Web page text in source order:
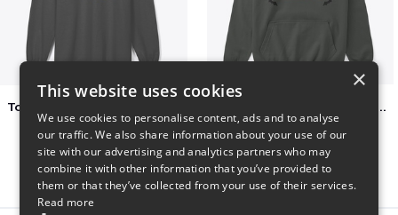
$37
Varsity Halloween Spooky Season Letter
$29
×
This website uses cookies
We use cookies to personalise content, ads and to analyse
our traffic. We also share information about your use of our
site with our advertising and analytics partners who may
combine it with other information that you’ve provided to
them or that they’ve collected from your use of their services.
Read more